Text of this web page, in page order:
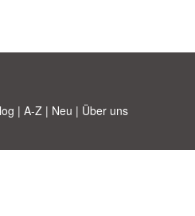
| A-Z | Neu | Über uns